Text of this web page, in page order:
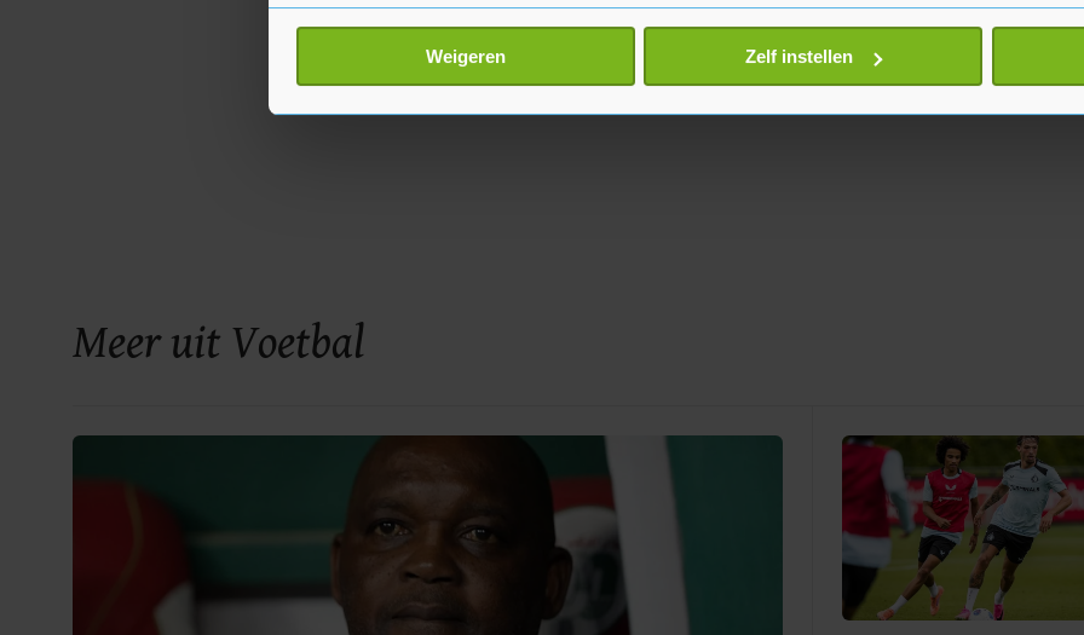
Uw apparaat identificeren door het actief te scannen op specifieke eigenschappen
Lees meer over hoe uw persoonlijke gegevens worden verwerkt en stel uw voorkeuren in het
toestemming op elk moment wijzigen of intrekken in de Cookieverklaring.
Weigeren Zelf instellen
Meer uit Voetbal